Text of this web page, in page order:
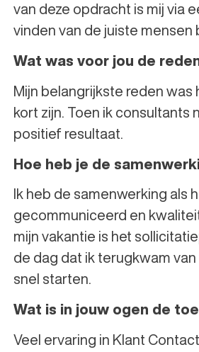
van deze opdracht is mij via
vinden van de juiste mensen
Wat was voor jou de
Mijn belangrijkste reden was
kort zijn. Toen ik consultants
positief resultaat.
Hoe heb je de
Ik heb de samenwerking als
gecommuniceerd en
mijn vakantie is het
de dag dat ik terugkwam
snel starten.
Wat is in jouw ogen de
Veel ervaring in Klant